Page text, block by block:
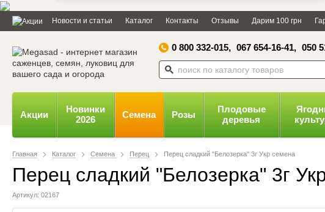
Дозвольте сайту megasad.net
відправляти вам сповіщення на
робочий стіл.
Powered by SendPulse Заборонити Дозволити
×
Новости и статьи Каталог Контакты Отзывы Дарим 100 грн
0 800 332-015, 067 654-16-41, 050
Акции
Новинки
2026
Семена Розы
Плодовые
деревья
Главная Каталог Семена Перец Перец сладкий "Белозерка" 3г Укр семена
Перец сладкий "Белозерка" 3г
Артикул: 02167